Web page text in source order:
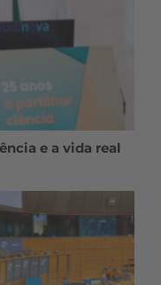
e a vida real